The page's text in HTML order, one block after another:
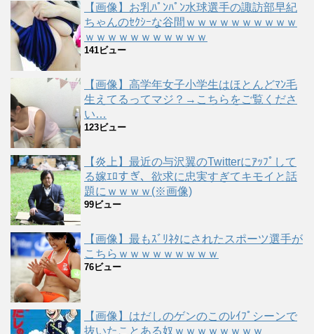
【画像】お乳ﾊﾟﾝﾊﾟﾝ水球選手の諏訪部早紀
ちゃんのｾｸｼｰな谷間ｗｗｗｗｗｗｗｗｗｗ
ｗｗｗｗｗｗｗｗｗｗｗ
141ビュー
【画像】高学年女子小学生はほとんどﾏﾝ毛
生えてるってマジ？→こちらをご覧くださ
い…
123ビュー
【炎上】最近の与沢翼のTwitterにｱｯﾌﾟして
る嫁ｴﾛすぎ、欲求に忠実すぎてキモイと話
題にｗｗｗｗ(※画像)
99ビュー
【画像】最もｽﾞﾘﾈﾀにされたスポーツ選手が
こちらｗｗｗｗｗｗｗｗｗ
76ビュー
【画像】はだしのゲンのこのﾚｲﾌﾟシーンで
抜いたことある奴ｗｗｗｗｗｗｗｗ